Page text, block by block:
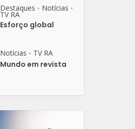
Destaques • Notícias •
TV RA
Esforço global
Notícias • TV RA
Mundo em revista